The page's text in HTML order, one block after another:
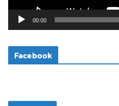
ดี
00:00
Facebook